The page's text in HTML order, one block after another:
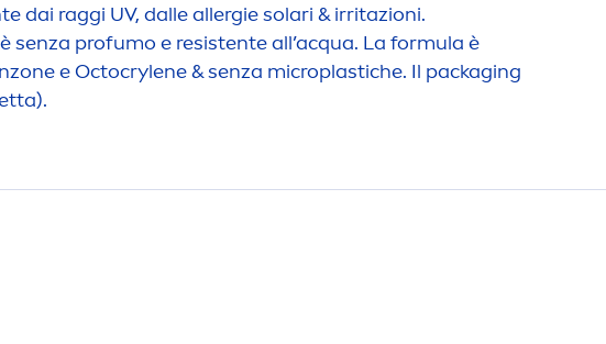
te dai raggi UV, dalle allergie solari & irritazioni.
senza profumo e resistente all’acqua. La formula è
e Octocrylene & senza microplastiche. Il packaging